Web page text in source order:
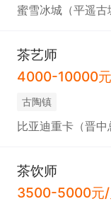
蜜雪冰城（平遥古
茶艺师
4000-10000
古陶镇
比亚迪重卡（晋中
茶饮师
3500-5000元/